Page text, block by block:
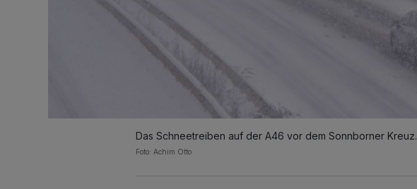
Das Schneetreiben auf der A46 vor dem Sonnborner Kreuz.
Foto: Achim Otto